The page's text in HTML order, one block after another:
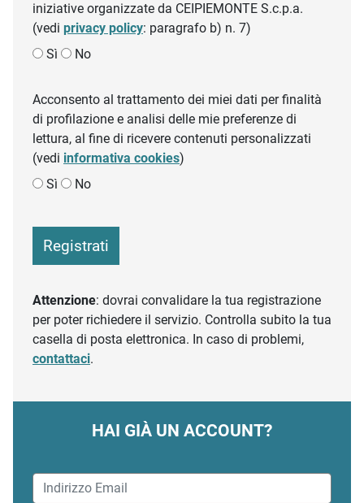
iniziative organizzate da CEIPIEMONTE S.c.p.a.
(vedi privacy policy: paragrafo b) n. 7)
Sì
No
Acconsento al trattamento dei miei dati per finalità
di profilazione e analisi delle mie preferenze di
lettura, al fine di ricevere contenuti personalizzati
(vedi informativa cookies)
Sì
No
Registrati
Attenzione: dovrai convalidare la tua registrazione
per poter richiedere il servizio. Controlla subito la tua
casella di posta elettronica. In caso di problemi,
contattaci.
HAI GIÀ UN ACCOUNT?